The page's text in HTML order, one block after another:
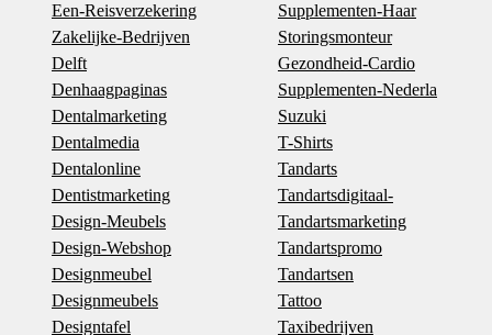
Een-Reisverzekering
Zakelijke-Bedrijven
Delft
Denhaagpaginas
Dentalmarketing
Dentalmedia
Dentalonline
Dentistmarketing
Design-Meubels
Design-Webshop
Designmeubel
Designmeubels
Designtafel
Supplementen-Haar
Storingsmonteur
Gezondheid-Cardio
Supplementen-Nederla
Suzuki
T-Shirts
Tandarts
Tandartsdigitaal-
Tandartsmarketing
Tandartspromo
Tandartsen
Tattoo
Taxibedrijven